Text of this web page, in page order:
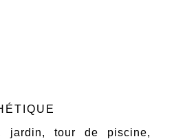
jardin, tour de piscine,